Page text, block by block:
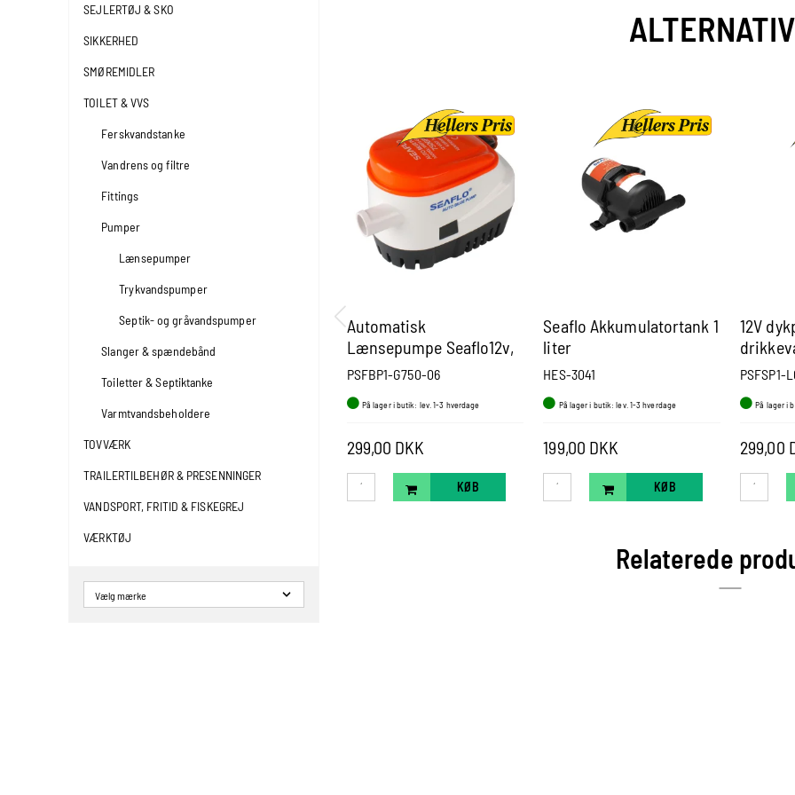
SEJLERTØJ & SKO
SIKKERHED
SMØREMIDLER
TOILET & VVS
Ferskvandstanke
Vandrens og filtre
Fittings
Pumper
Lænsepumper
Trykvandspumper
Septik- og gråvandspumper
Slanger & spændebånd
Toiletter & Septiktanke
Varmtvandsbeholdere
TOVVÆRK
TRAILERTILBEHØR & PRESENNINGER
VANDSPORT, FRITID & FISKEGREJ
VÆRKTØJ
Automatisk
Lænsepumpe Seaflo12v,
750gph / 2839 Lt/T
PSFBP1-G750-06
På lager i butik: lev. 1-3 hverdage
299,00 DKK
KØB
Seaflo Akkumulatortank 1
liter
HES-3041
På lager i butik: lev. 1-3 hverdage
199,00 DKK
KØB
12V
PSFSP1-
På lager i
299,00
Relaterede